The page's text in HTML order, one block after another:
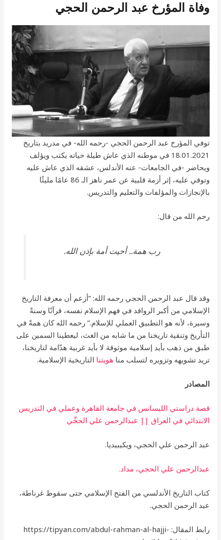
وفاة المؤرخ عبد الرحمن الحجي
توفي المؤرخ عبد الرحمن الحجي -رحمه الله- في مدريد بتاريخ
18.01.2021 في موطنه الذي عاش طيلة حياته يكتب ويؤلف
ويحاضر -في الجامعات- عنه الأندلس، عشقه الذي عاش عليه
وتوفي عليه، إثر أزمة قلبية عن عمر ناهز الـ 86 عامًا مليئًا
بالإنجازات والمؤلفات والتعليم والتدريس.
رحم الله من قال:
رب همة.. أحيت أمة بإذن الله.
وقد قال عبد الرحمن الحجي رحمه الله: “أزعم أن معرفة التاريخ
الإسلامي من أكبر الروافد في فهم الإسلام نفسه، قرآنًا وسنةً
وسيرة، لأنه هو التطبيق العملي للإسلام.” رحمه الله كان همةً في
التأريخ وتنقية تاريخنا من ما شابه من الغث، ليعطينا السمين على
طبق من ذهب بأيد إسلامية موثوقة لا بأيد غربية هدّامة لتاريخنا،
تريد تشويهه وتزويره لتسلب منا هويتنا التاريخية الإسلامية.
المصادر
قصة دراستي الليسانس في جامعة القاهرة وعملي في التدريس
الابتدائي في العراق || عبدالرحمن علي الحجِّي
عبد الرحمن علي الحجي، ويكيبيديا.
عبدالرحمن علي الحجي، مداد.
كتاب التاريخ الأندلسي من الفتح الإسلامي حتى سقوط غرناطة،
عبد الرحمن الحجي.
رابط المقال: https://tipyan.com/abdul-rahman-al-hajji-